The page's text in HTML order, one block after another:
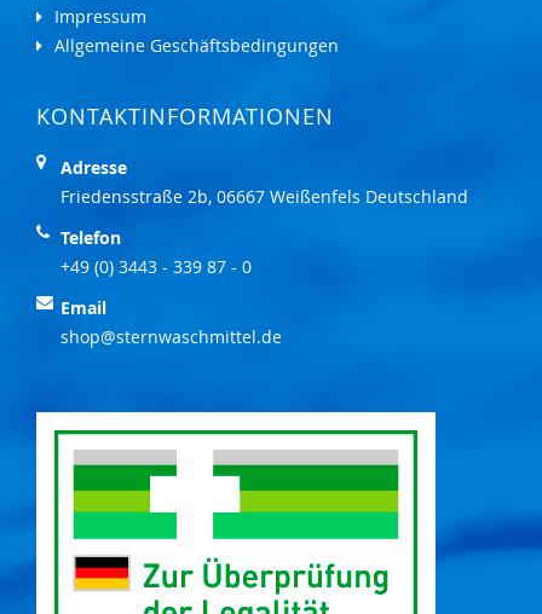
Impressum
Allgemeine Geschäftsbedingungen
KONTAKTINFORMATIONEN
Adresse
Friedensstraße 2b, 06667 Weißenfels Deutschland
Telefon
+49 (0) 3443 - 339 87 - 0
Email
shop@sternwaschmittel.de